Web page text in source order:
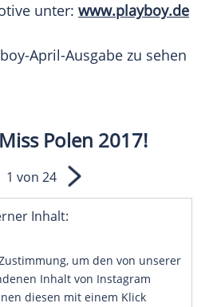
unter: www.playboy.de
April-Ausgabe zu sehen
Polen 2017!
Inhalt:
um den von unserer
Inhalt von Instagram
diesen mit einem Klick
1 von 24